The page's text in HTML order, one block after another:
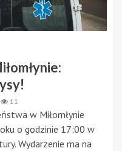
11
w Miłomłynie
o godzinie 17:00 w
Wydarzenie ma na